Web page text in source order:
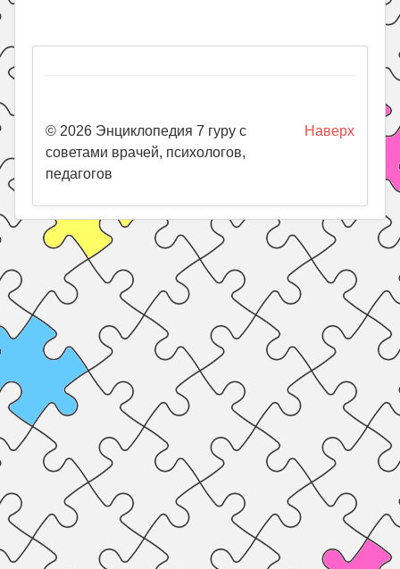
Наверх
© 2026 Энциклопедия 7 гуру с
советами врачей, психологов,
педагогов